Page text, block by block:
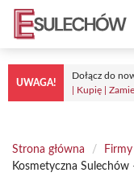
Przejdź
treści
UWAGA!
Dołącz do
| Kupię |
Strona główna / Firmy
Kosmetyczna